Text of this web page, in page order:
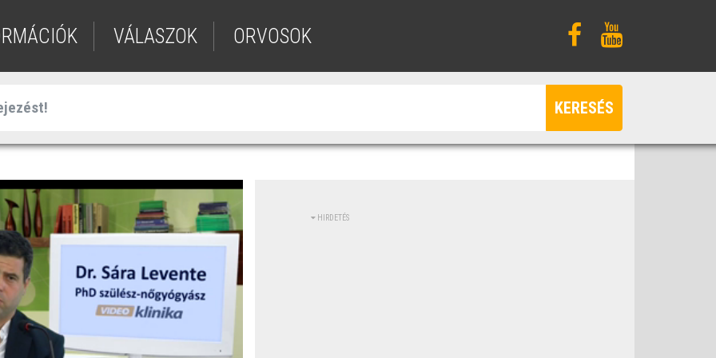
VÁLASZOK ORVOSOK
KERESÉS
HIRDETÉS